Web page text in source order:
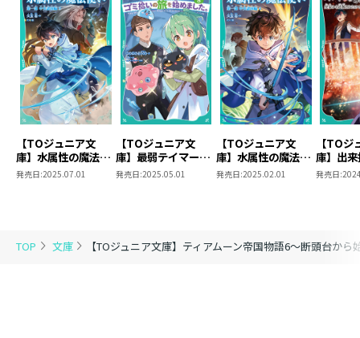
TOP 文庫 【TOジュニア文庫】ティアムーン帝国物語6～断頭台か
【TOジュニア文
庫】水属性の魔法使
い 第一部 中央諸
国編5
発売日:2025.07.01
【TOジュニア文
庫】最弱テイマーは
ゴミ拾いの旅を始め
ました。8
発売日:2025.05.01
【TOジュニア文
庫】水属性の魔法使
い 第一部 中央諸
国編4
発売日:2025.02.01
【TOジ
庫】出
ばれた
家から
発売日: